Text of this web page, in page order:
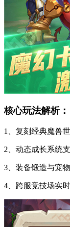
核心玩法解析：
1、复刻经典魔兽
2、动态成长系统
3、装备锻造与宠
4、跨服竞技场实